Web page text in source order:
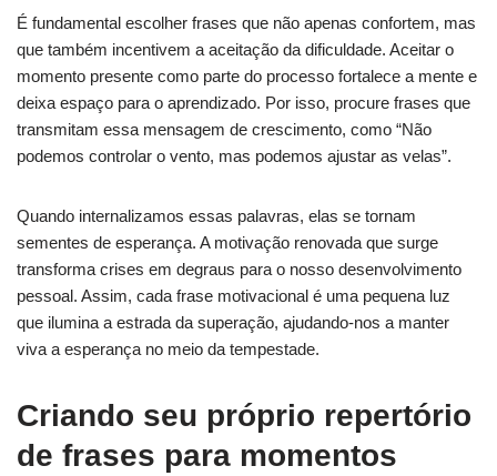
É fundamental escolher frases que não apenas confortem, mas
que também incentivem a aceitação da dificuldade. Aceitar o
momento presente como parte do processo fortalece a mente e
deixa espaço para o aprendizado. Por isso, procure frases que
transmitam essa mensagem de crescimento, como “Não
podemos controlar o vento, mas podemos ajustar as velas”.
Quando internalizamos essas palavras, elas se tornam
sementes de esperança. A motivação renovada que surge
transforma crises em degraus para o nosso desenvolvimento
pessoal. Assim, cada frase motivacional é uma pequena luz
que ilumina a estrada da superação, ajudando-nos a manter
viva a esperança no meio da tempestade.
Criando seu próprio repertório
de frases para momentos